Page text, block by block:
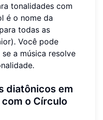
tonalidades com
é o nome da
todas as
Você pode
a música resolve
diatônicos em
o Círculo